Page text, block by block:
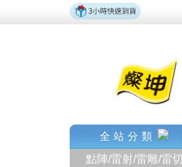
全站分類
點陣/雷射/雷雕/雷切